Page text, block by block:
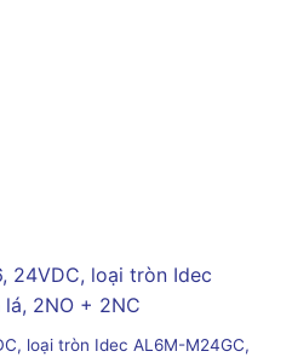
loại tròn Idec AL6M-M24GC,